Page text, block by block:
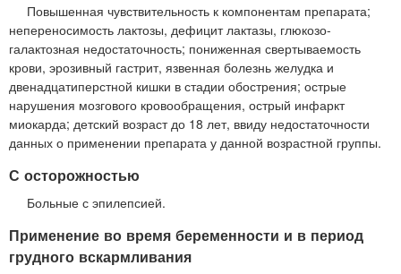
Повышенная чувствительность к компонентам препарата;
непереносимость лактозы, дефицит лактазы, глюкозо-
галактозная недостаточность; пониженная свертываемость
крови, эрозивный гастрит, язвенная болезнь желудка и
двенадцатиперстной кишки в стадии обострения; острые
нарушения мозгового кровообращения, острый инфаркт
миокарда; детский возраст до 18 лет, ввиду недостаточности
данных о применении препарата у данной возрастной группы.
С осторожностью
Больные с эпилепсией.
Применение во время беременности и в период
грудного вскармливания